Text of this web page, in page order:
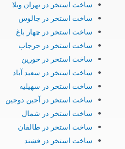
ساخت استخر در تهران ویلا
ساخت استخر در چالوس
ساخت استخر در چهار باغ
ساخت استخر در حرجاب
ساخت استخر در خورین
ساخت استخر در سعید آباد
ساخت استخر در سهیلیه
ساخت استخر در آجین دوجین
ساخت استخر در شمال
ساخت استخر در طالقان
ساخت استخر در فشند